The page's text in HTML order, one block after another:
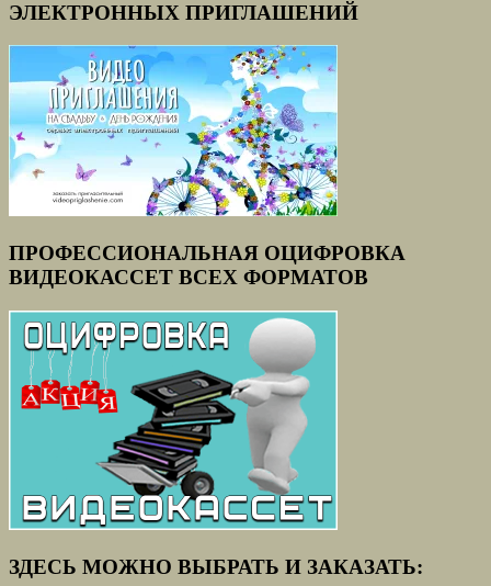
ЭЛЕКТРОННЫХ ПРИГЛАШЕНИЙ
ПРОФЕССИОНАЛЬНАЯ ОЦИФРОВКА
ВИДЕОКАССЕТ ВСЕХ ФОРМАТОВ
ЗДЕСЬ МОЖНО ВЫБРАТЬ И ЗАКАЗАТЬ: